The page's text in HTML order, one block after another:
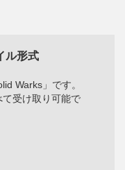
ル形式
Warks」です。
受け取り可能で